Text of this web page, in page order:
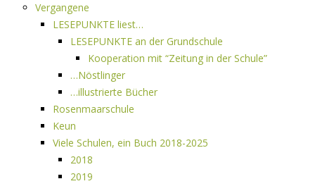
Vergangene
LESEPUNKTE liest…
LESEPUNKTE an der Grundschule
Kooperation mit “Zeitung in der Schule”
…Nöstlinger
…illustrierte Bücher
Rosenmaarschule
Keun
Viele Schulen, ein Buch 2018-2025
2018
2019